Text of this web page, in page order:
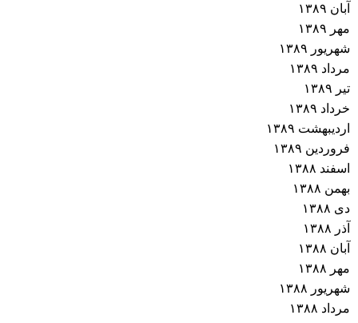
آبان ۱۳۸۹
مهر ۱۳۸۹
شهریور ۱۳۸۹
مرداد ۱۳۸۹
تیر ۱۳۸۹
خرداد ۱۳۸۹
اردیبهشت ۱۳۸۹
فروردین ۱۳۸۹
اسفند ۱۳۸۸
بهمن ۱۳۸۸
دی ۱۳۸۸
آذر ۱۳۸۸
آبان ۱۳۸۸
مهر ۱۳۸۸
شهریور ۱۳۸۸
مرداد ۱۳۸۸